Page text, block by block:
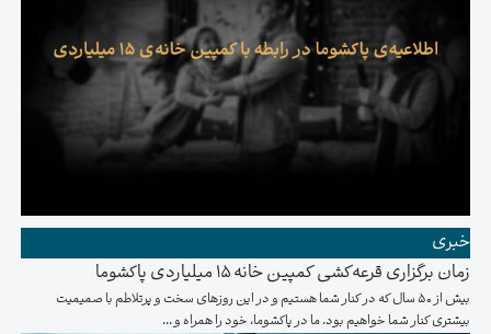
خبری
زمان برگزاری قرعه‌کشی کمپین خانه ۱۵ میلیاردی پاکشوما
بیش از 50 سال که در کنار شما هستیم و در این روزهای سخت و پرتلاطم با صمیمیت
بیشتری کنار شما خواهیم بود. ما در پاکشوما، خود را همراه و ...